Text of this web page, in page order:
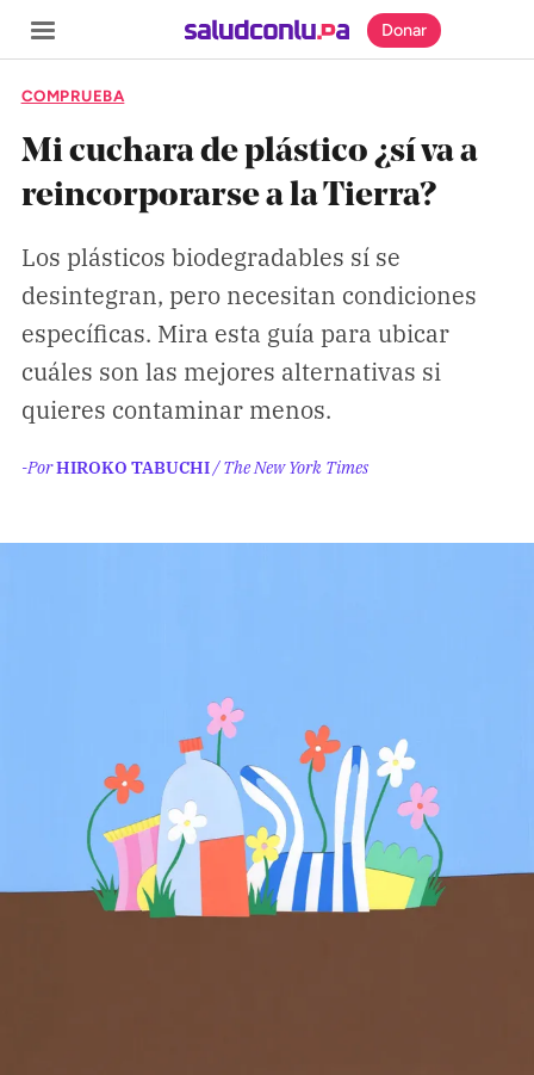
SECCIONES
Inicio
Noticias
Especiales
Nosotros
Climatopedia
FORMATOS
Entrevistas
Opinión
Biblioterapia
Donar
COMPRUEBA
Mi cuchara de plástico ¿sí va a
reincorporarse a la Tierra?
Los plásticos biodegradables sí se
desintegran, pero necesitan condiciones
específicas. Mira esta guía para ubicar
cuáles son las mejores alternativas si
quieres contaminar menos.
-PorHIROKO TABUCHI/ The New York Times